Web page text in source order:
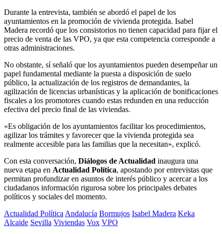
Durante la entrevista, también se abordó el papel de los
ayuntamientos en la promoción de vivienda protegida. Isabel
Madera recordó que los consistorios no tienen capacidad para fijar el
precio de venta de las VPO, ya que esta competencia corresponde a
otras administraciones.
No obstante, sí señaló que los ayuntamientos pueden desempeñar un
papel fundamental mediante la puesta a disposición de suelo
público, la actualización de los registros de demandantes, la
agilización de licencias urbanísticas y la aplicación de bonificaciones
fiscales a los promotores cuando estas redunden en una reducción
efectiva del precio final de las viviendas.
«Es obligación de los ayuntamientos facilitar los procedimientos,
agilizar los trámites y favorecer que la vivienda protegida sea
realmente accesible para las familias que la necesitan», explicó.
Con esta conversación, Diálogos de Actualidad inaugura una
nueva etapa en Actualidad Política, apostando por entrevistas que
permitan profundizar en asuntos de interés público y acercar a los
ciudadanos información rigurosa sobre los principales debates
políticos y sociales del momento.
Actualidad Política Andalucía Bormujos Isabel Madera Keka
Alcaide Sevilla Viviendas Vox VPO